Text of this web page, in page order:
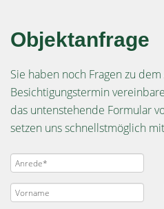
Objektanfrage
Sie haben noch Fragen zu
Besichtigungstermin
das untenstehende Formular
setzen uns schnellstmöglich